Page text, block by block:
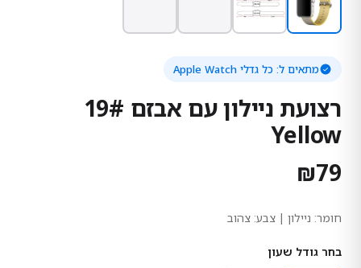
מתאים ל: כל גדלי Apple Watch
רצועת ניילון עם אבזם 19#
Yellow
₪79
חומר: ניילון | צבע: צהוב
בחר גודל שעון